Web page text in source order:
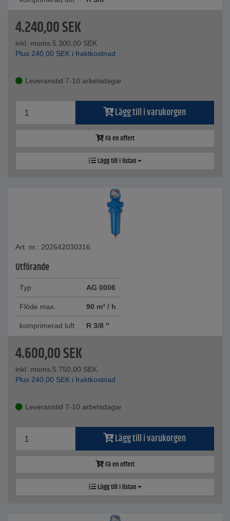
4.240,00SEK
inkl. moms.5.300,00 SEK
Plus 240,00 SEK i fraktkostnad
Leveranstid 7-10 arbetsdagar
Lägg till i varukorgen
Få en offert
Lägg till i listan
Art. nr.: 202642030316
Utförande
Typ AG 0006
Flöde max. 90 m³ / h
komprimerad luft R 3/8 "
4.600,00SEK
inkl. moms.5.750,00 SEK
Plus 240,00 SEK i fraktkostnad
Leveranstid 7-10 arbetsdagar
Lägg till i varukorgen
Få en offert
Lägg till i listan